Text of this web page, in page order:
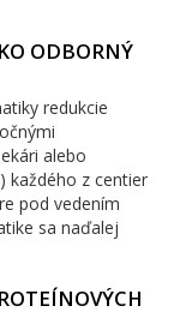
ODBORNÝ
redukcie
alebo
každého z centier
pod vedením
sa naďalej